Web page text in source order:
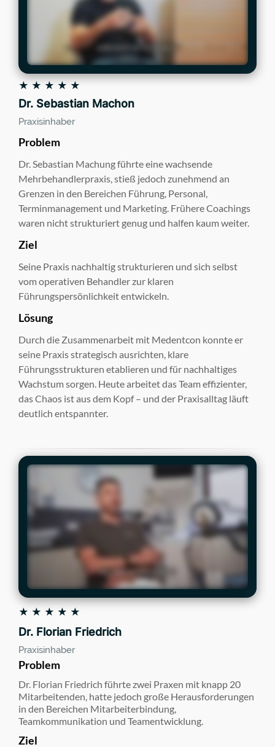
★ ★ ★ ★ ★
Dr. Sebastian Machon
Praxisinhaber
Problem
Dr. Sebastian Machung führte eine wachsende
Mehrbehandlerpraxis, stieß jedoch zunehmend an
Grenzen in den Bereichen Führung, Personal,
Terminmanagement und Marketing. Frühere Coachings
waren nicht strukturiert genug und halfen kaum weiter.
Ziel
Seine Praxis nachhaltig strukturieren und sich selbst
vom operativen Behandler zur klaren
Führungspersönlichkeit entwickeln.
Lösung
Durch die Zusammenarbeit mit Medentcon konnte er
seine Praxis strategisch ausrichten, klare
Führungsstrukturen etablieren und für nachhaltiges
Wachstum sorgen. Heute arbeitet das Team effizienter,
das Chaos ist aus dem Kopf – und der Praxisalltag läuft
deutlich entspannter.
★ ★ ★ ★ ★
Dr. Florian Friedrich
Praxisinhaber
Problem
Dr. Florian Friedrich führte zwei Praxen mit knapp 20
Mitarbeitenden, hatte jedoch große Herausforderungen
in den Bereichen Mitarbeiterbindung,
Teamkommunikation und Teamentwicklung.
Ziel